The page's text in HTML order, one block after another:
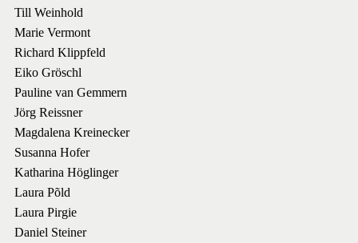
Till Weinhold
Marie Vermont
Richard Klippfeld
Eiko Gröschl
Pauline van Gemmern
Jörg Reissner
Magdalena Kreinecker
Susanna Hofer
Katharina Höglinger
Laura Põld
Laura Pirgie
Daniel Steiner